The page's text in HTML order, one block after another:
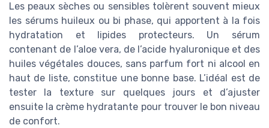
Les peaux sèches ou sensibles tolèrent souvent mieux
les sérums huileux ou bi phase, qui apportent à la fois
hydratation et lipides protecteurs. Un sérum
contenant de l’aloe vera, de l’acide hyaluronique et des
huiles végétales douces, sans parfum fort ni alcool en
haut de liste, constitue une bonne base. L’idéal est de
tester la texture sur quelques jours et d’ajuster
ensuite la crème hydratante pour trouver le bon niveau
de confort.